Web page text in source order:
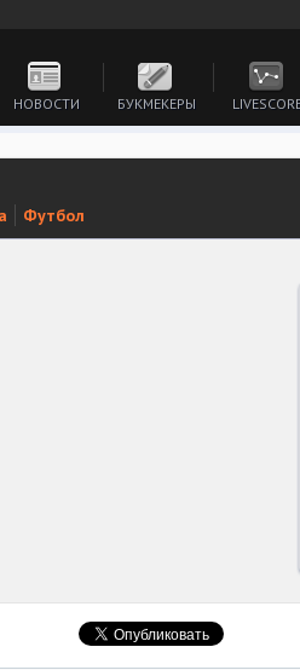
НОВОСТИ БУКМЕКЕРЫ
Футбол